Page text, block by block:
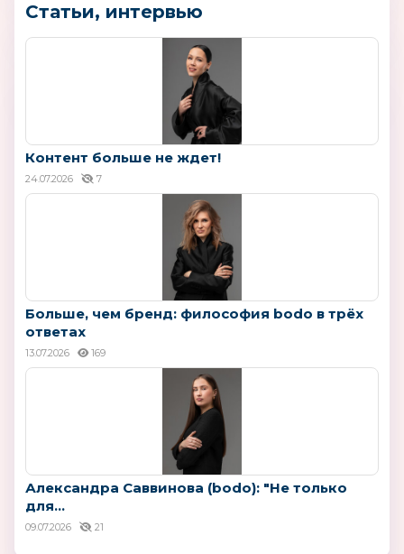
Статьи, интервью
Контент больше не ждет!
24.07.2026 7
Больше, чем бренд: философия bodo в трёх
ответах
13.07.2026 169
Александра Саввинова (bodo): "Не только
для...
09.07.2026 21